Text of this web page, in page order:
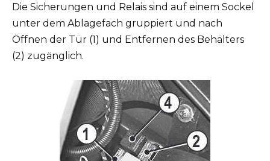
Die Sicherungen und Relais sind auf einem Sockel
unter dem Ablagefach gruppiert und nach
Öffnen der Tür (1) und Entfernen des Behälters
(2) zugänglich.